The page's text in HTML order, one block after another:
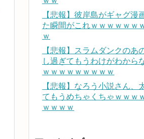
【悲報】彼岸島がギャグ漫
た瞬間がこれｗｗｗｗｗｗ
ｗ
【悲報】スラムダンクのあ
し過ぎてもうわけがわから
ｗｗｗｗｗｗｗｗｗ
【悲報】なろう小説さん、
てもうめちゃくちゃｗｗｗ
ｗｗｗｗ